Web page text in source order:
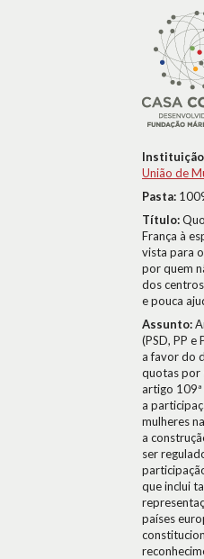
União de
Pasta:
Título:
França à
vista para
por quem
dos
e pouca
Assunto:
(PSD, PP
a favor do
quotas por
artigo
a
mulheres
a
ser
que inclui
países